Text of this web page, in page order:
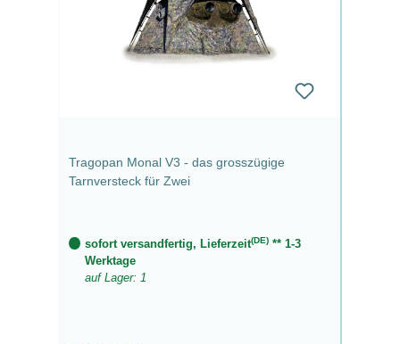
Tragopan Monal V3 - das grosszügige
Tarnversteck für Zwei
sofort versandfertig, Lieferzeit(DE)** 1-3
Werktage
auf Lager: 1